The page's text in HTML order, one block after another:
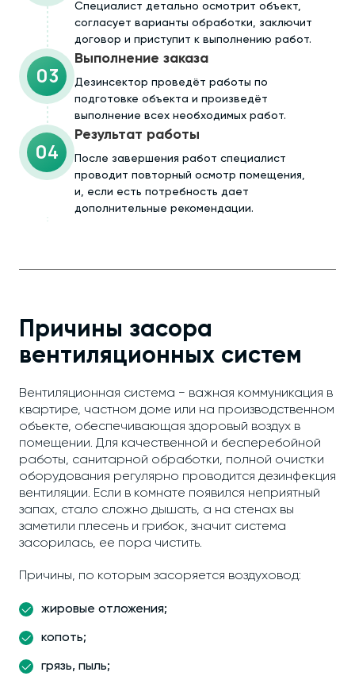
Cпециалист детально осмотрит объект,
согласует варианты обработки, заключит
договор и приступит к выполнению работ.
03
Выполнение заказа
Дезинсектор проведёт работы по
подготовке объекта и произведёт
выполнение всех необходимых работ.
04
Результат работы
После завершения работ специалист
проводит повторный осмотр помещения,
и, если есть потребность дает
дополнительные рекомендации.
Причины засора
вентиляционных систем
Вентиляционная система − важная коммуникация в
квартире, частном доме или на производственном
объекте, обеспечивающая здоровый воздух в
помещении. Для качественной и бесперебойной
работы, санитарной обработки, полной очистки
оборудования регулярно проводится дезинфекция
вентиляции. Если в комнате появился неприятный
запах, стало сложно дышать, а на стенах вы
заметили плесень и грибок, значит система
засорилась, ее пора чистить.
Причины, по которым засоряется воздуховод:
жировые отложения;
копоть;
грязь, пыль;